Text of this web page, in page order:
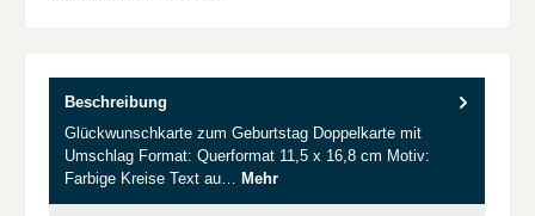
Beschreibung
Glückwunschkarte zum Geburtstag Doppelkarte mit
Umschlag Format: Querformat 11,5 x 16,8 cm Motiv:
Farbige Kreise Text au… Mehr